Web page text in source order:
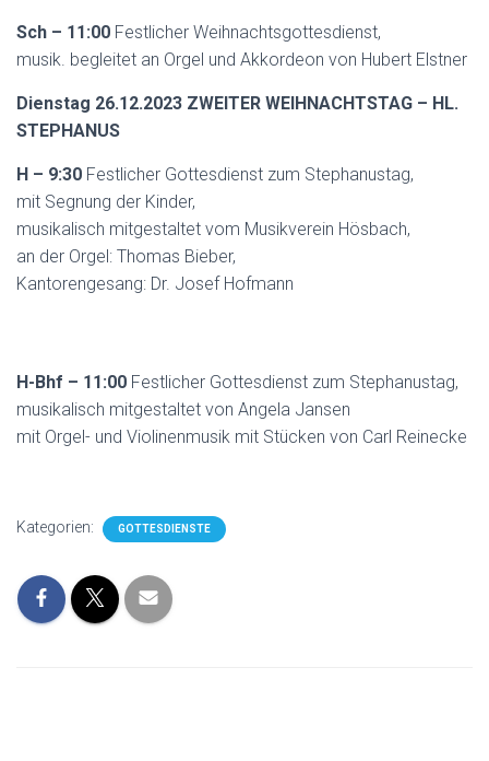
Sch – 11:00 Festlicher Weihnachtsgottesdienst,
musik. begleitet an Orgel und Akkordeon von Hubert Elstner
Dienstag 26.12.2023 ZWEITER WEIHNACHTSTAG – HL.
STEPHANUS
H – 9:30 Festlicher Gottesdienst zum Stephanustag,
mit Segnung der Kinder,
musikalisch mitgestaltet vom Musikverein Hösbach,
an der Orgel: Thomas Bieber,
Kantorengesang: Dr. Josef Hofmann
H-Bhf – 11:00 Festlicher Gottesdienst zum Stephanustag,
musikalisch mitgestaltet von Angela Jansen
mit Orgel- und Violinenmusik mit Stücken von Carl Reinecke
Kategorien: GOTTESDIENSTE